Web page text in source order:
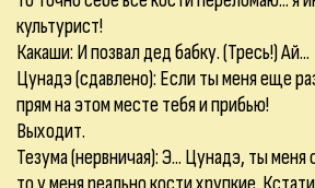
культурист!
Какаши: И позвал дед бабку. (Тресь!) Ай...
Цунадэ (сдавлено): Если ты меня еще
прям на этом месте тебя и прибью!
Выходит.
Тезума (нервничая): Э... Цунадэ, ты меня